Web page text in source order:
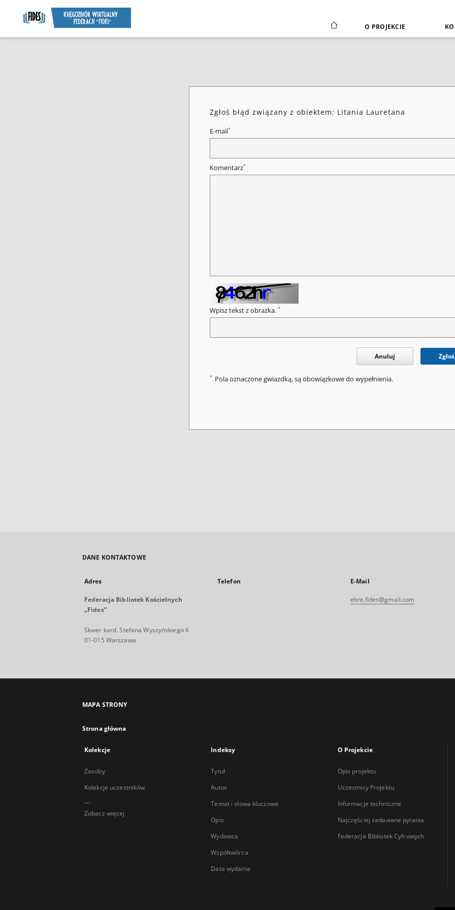
O PROJEKCIE
Zgłoś błąd związany z obiektem: Litania Lauretana
E-mail*
Komentarz*
Wpisz tekst z obrazka. *
Anuluj Zgłoś
* Pola oznaczone gwiazdką, są obowiązkowe do wypełnienia.
DANE KONTAKTOWE
Adres
Federacja Bibliotek Kościelnych
„Fides”
Skwer kard. Stefana Wyszyńskiego 6
01-015 Warszawa
Telefon E-Mail
ebnt.fides@gmail.com
MAPA STRONY
Strona główna
Kolekcje
Zasoby
Kolekcje uczestników
...
Zobacz więcej
Indeksy
Tytuł
Autor
Temat i słowa kluczowe
Opis
Wydawca
Współtwórca
Data wydania
O Projekcie
Opis projektu
Uczestnicy Projektu
Informacje techniczne
Najczęściej zadawane pytania
Federacja Bibliotek Cyfrowych